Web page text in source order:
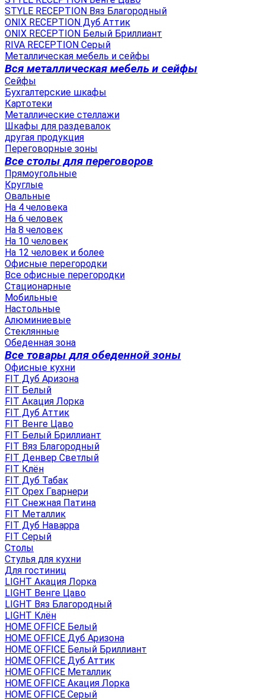
STYLE RECEPTION Вяз Благородный
ONIX RECEPTION Дуб Аттик
ONIX RECEPTION Белый Бриллиант
RIVA RECEPTION Серый
Металлическая мебель и сейфы
Вся металлическая мебель и сейфы
Сейфы
Бухгалтерские шкафы
Картотеки
Металлические стеллажи
Шкафы для раздевалок
другая продукция
Переговорные зоны
Все столы для переговоров
Прямоугольные
Круглые
Овальные
На 4 человека
На 6 человек
На 8 человек
На 10 человек
На 12 человек и более
Офисные перегородки
Все офисные перегородки
Стационарные
Мобильные
Настольные
Алюминиевые
Стеклянные
Обеденная зона
Все товары для обеденной зоны
Офисные кухни
FIT Дуб Аризона
FIT Белый
FIT Акация Лорка
FIT Дуб Аттик
FIT Венге Цаво
FIT Белый Бриллиант
FIT Вяз Благородный
FIT Денвер Светлый
FIT Клён
FIT Дуб Табак
FIT Орех Гварнери
FIT Снежная Патина
FIT Металлик
FIT Дуб Наварра
FIT Серый
Столы
Стулья для кухни
Для гостиниц
LIGHT Акация Лорка
LIGHT Венге Цаво
LIGHT Вяз Благородный
LIGHT Клён
HOME OFFICE Белый
HOME OFFICE Дуб Аризона
HOME OFFICE Белый Бриллиант
HOME OFFICE Дуб Аттик
HOME OFFICE Металлик
HOME OFFICE Акация Лорка
HOME OFFICE Серый